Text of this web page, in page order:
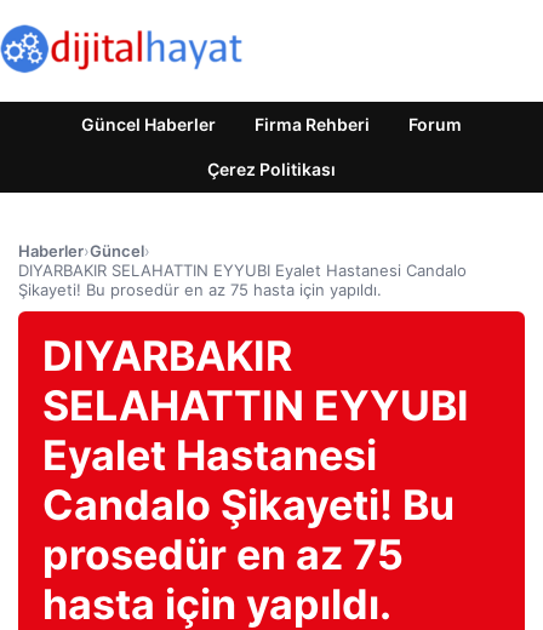
Güncel Haberler Firma Rehberi Forum
Çerez Politikası
Haberler›Güncel›
DIYARBAKIR SELAHATTIN EYYUBI Eyalet Hastanesi Candalo
Şikayeti! Bu prosedür en az 75 hasta için yapıldı.
DIYARBAKIR
SELAHATTIN EYYUBI
Eyalet Hastanesi
Candalo Şikayeti! Bu
prosedür en az 75
hasta için yapıldı.